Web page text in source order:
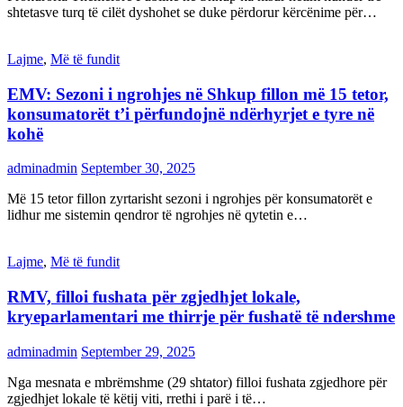
shtetasve turq të cilët dyshohet se duke përdorur kërcënime për…
Lajme, Më të fundit
EMV: Sezoni i ngrohjes në Shkup fillon më 15 tetor,
konsumatorët t’i përfundojnë ndërhyrjet e tyre në
kohë
adminadmin September 30, 2025
Më 15 tetor fillon zyrtarisht sezoni i ngrohjes për konsumatorët e
lidhur me sistemin qendror të ngrohjes në qytetin e…
Lajme, Më të fundit
RMV, filloi fushata për zgjedhjet lokale,
kryeparlamentari me thirrje për fushatë të ndershme
adminadmin September 29, 2025
Nga mesnata e mbrëmshme (29 shtator) filloi fushata zgjedhore për
zgjedhjet lokale të këtij viti, rrethi i parë i të…